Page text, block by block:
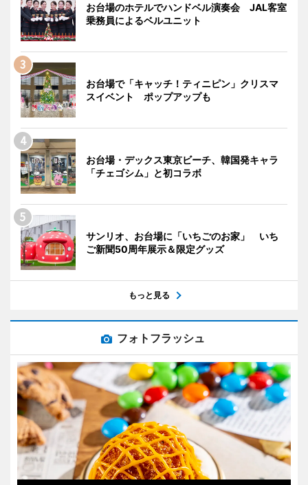
お台場のホテルでハンドベル演奏会 JAL客室
乗務員によるベルユニット
お台場で「キャッチ！ティニピン」クリスマ
スイベント ポップアップも
お台場・デックス東京ビーチ、韓国発キャラ
「チェゴシム」と初コラボ
サンリオ、お台場に「いちごのお家」 いち
ご新聞50周年展示＆限定グッズ
もっと見る
フォトフラッシュ